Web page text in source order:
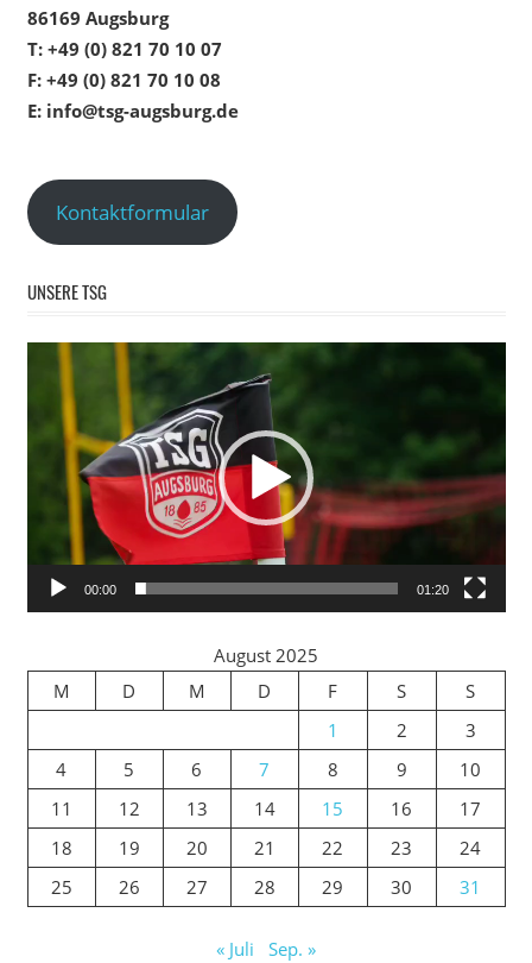
86169 Augsburg
T: +49 (0) 821 70 10 07
F: +49 (0) 821 70 10 08
E: info@tsg-augsburg.de
Kontaktformular
UNSERE TSG
Video-
Player
00:00 01:20
August 2025
M
D M D F S
S
1
2
3
4
5 6 7 8 9
10
11
12 13 14 15 16
17
18
19 20 21 22 23
24
25
26 27 28 29 30 31
« Juli Sep. »